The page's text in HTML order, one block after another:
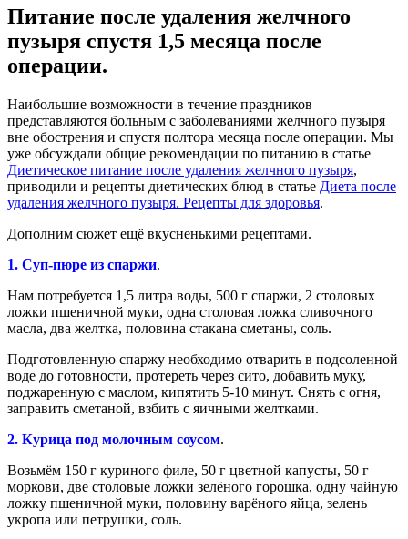
Питание после удаления желчного
пузыря спустя 1,5 месяца после
операции.
Наибольшие возможности в течение праздников
представляются больным с заболеваниями желчного пузыря
вне обострения и спустя полтора месяца после операции. Мы
уже обсуждали общие рекомендации по питанию в статье
Диетическое питание после удаления желчного пузыря,
приводили и рецепты диетических блюд в статье Диета после
удаления желчного пузыря. Рецепты для здоровья.
Дополним сюжет ещё вкусненькими рецептами.
1. Суп-пюре из спаржи.
Нам потребуется 1,5 литра воды, 500 г спаржи, 2 столовых
ложки пшеничной муки, одна столовая ложка сливочного
масла, два желтка, половина стакана сметаны, соль.
Подготовленную спаржу необходимо отварить в подсоленной
воде до готовности, протереть через сито, добавить муку,
поджаренную с маслом, кипятить 5-10 минут. Снять с огня,
заправить сметаной, взбить с яичными желтками.
2. Курица под молочным соусом.
Возьмём 150 г куриного филе, 50 г цветной капусты, 50 г
моркови, две столовые ложки зелёного горошка, одну чайную
ложку пшеничной муки, половину варёного яйца, зелень
укропа или петрушки, соль.